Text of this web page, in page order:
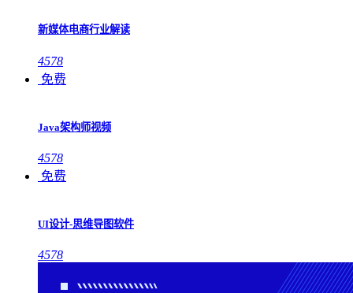
新媒体电商行业解读
4578
免费
Java架构师视频
4578
免费
UI设计-思维导图软件
4578